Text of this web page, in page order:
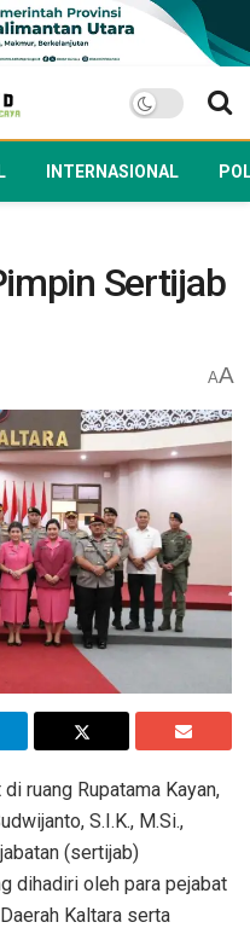
INTERNASIONAL
Sertijab
AA
ruang Rupatama Kayan,
S.I.K., M.Si.,
(sertijab)
dihadiri oleh para pejabat
Kaltara serta